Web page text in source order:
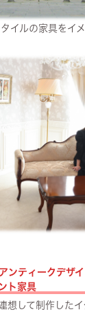
イルの家具をイ
ンティークデザ
ト家具
想して制作した